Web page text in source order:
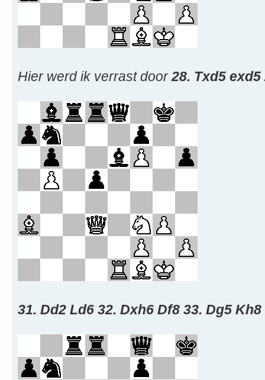
Hier werd ik verrast door28. Txd5
31. Dd2 Ld6 32. Dxh6 Df8 33. Dg5 Kh8